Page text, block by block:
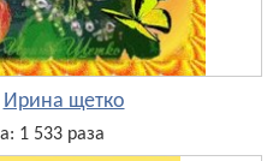
Ирина щетко
1 533 раза